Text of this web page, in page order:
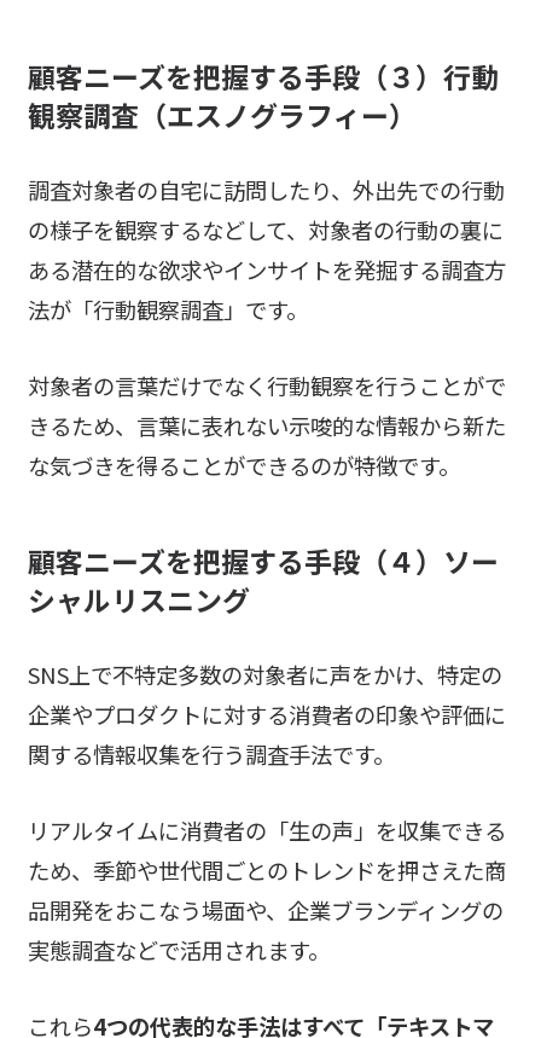
顧客ニーズを把握する手段（３） 行動
観察調査（エスノグラフィー）
調査対象者の自宅に訪問したり、外出先での行動
の様子を観察するなどして、対象者の行動の裏に
ある潜在的な欲求やインサイトを発掘する調査方
法が「行動観察調査」です。
対象者の言葉だけでなく行動観察を行うことがで
きるため、言葉に表れない示唆的な情報から新た
な気づきを得ることができるのが特徴です。
顧客ニーズを把握する手段（４） ソー
シャルリスニング
SNS上で不特定多数の対象者に声をかけ、特定の
企業やプロダクトに対する消費者の印象や評価に
関する情報収集を行う調査手法です。
リアルタイムに消費者の「生の声」を収集できる
ため、季節や世代間ごとのトレンドを押さえた商
品開発をおこなう場面や、企業ブランディングの
実態調査などで活用されます。
これら4つの代表的な手法はすべて「テキストマ